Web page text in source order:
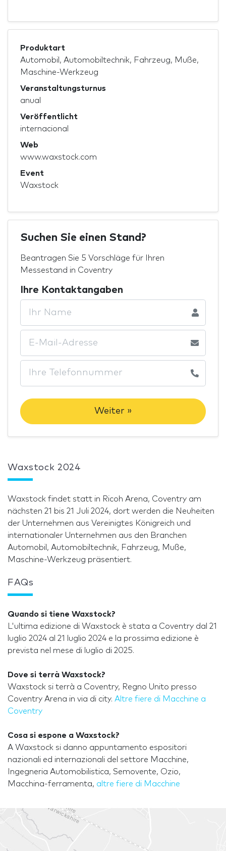
Produktart
Automobil, Automobiltechnik, Fahrzeug, Muße,
Maschine-Werkzeug
Veranstaltungsturnus
anual
Veröffentlicht
internacional
Web
www.waxstock.com
Event
Waxstock
Suchen Sie einen Stand?
Beantragen Sie 5 Vorschläge für Ihren
Messestand in Coventry
Ihre Kontaktangaben
Weiter »
Waxstock 2024
Waxstock findet statt in Ricoh Arena, Coventry am
nächsten 21 bis 21 Juli 2024, dort werden die Neuheiten
der Unternehmen aus Vereinigtes Königreich und
internationaler Unternehmen aus den Branchen
Automobil, Automobiltechnik, Fahrzeug, Muße,
Maschine-Werkzeug präsentiert.
FAQs
Quando si tiene Waxstock?
L'ultima edizione di Waxstock è stata a Coventry dal 21
luglio 2024 al 21 luglio 2024 e la prossima edizione è
prevista nel mese di luglio di 2025.
Dove si terrà Waxstock?
Waxstock si terrà a Coventry, Regno Unito presso
Coventry Arena in via di city. Altre fiere di Macchine a
Coventry
Cosa si espone a Waxstock?
A Waxstock si danno appuntamento espositori
nazionali ed internazionali del settore Macchine,
Ingegneria Automobilistica, Semovente, Ozio,
Macchina-ferramenta, altre fiere di Macchine